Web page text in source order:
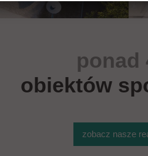
ponad
obiektów
zobacz nasze